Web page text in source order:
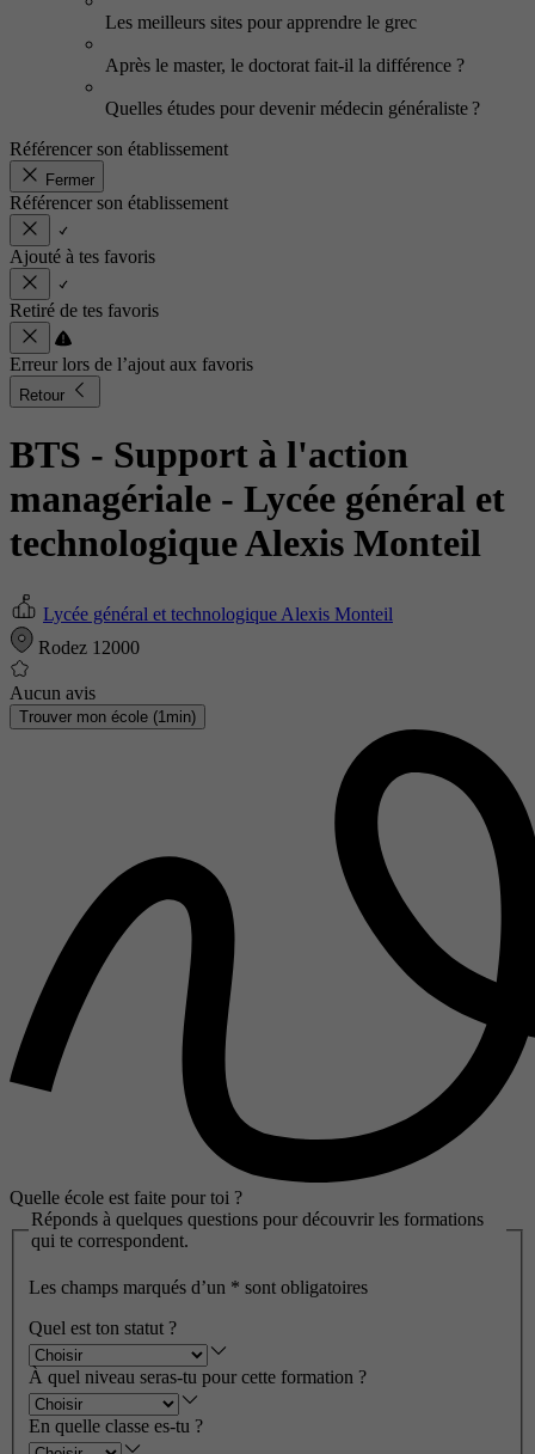
Les meilleurs sites pour apprendre le grec
Après le master, le doctorat fait-il la différence ?
Quelles études pour devenir médecin généraliste ?
Référencer son établissement
Fermer
Référencer son établissement
Ajouté à tes favoris
Retiré de tes favoris
Erreur lors de l’ajout aux favoris
Retour
BTS - Support à l'action
managériale - Lycée général et
technologique Alexis Monteil
Lycée général et technologique Alexis Monteil
Rodez 12000
Aucun avis
Trouver mon école (1min)
Quelle école est faite pour toi ?
Réponds à quelques questions pour découvrir les formations
qui te correspondent.
Les champs marqués d’un * sont obligatoires
Quel est ton statut ?
À quel niveau seras-tu pour cette formation ?
En quelle classe es-tu ?